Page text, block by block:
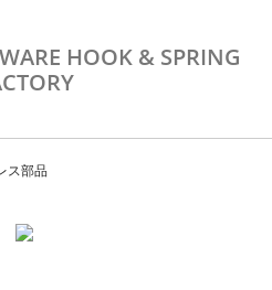
HOOK & SPRING
ス部品